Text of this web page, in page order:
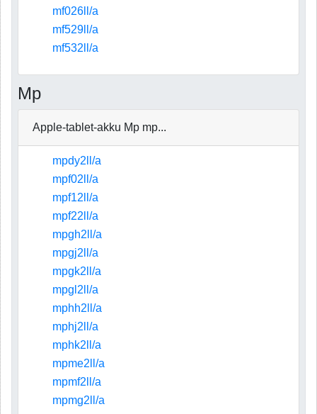
mf026ll/a
mf529ll/a
mf532ll/a
Mp
Apple-tablet-akku Mp mp...
mpdy2ll/a
mpf02ll/a
mpf12ll/a
mpf22ll/a
mpgh2ll/a
mpgj2ll/a
mpgk2ll/a
mpgl2ll/a
mphh2ll/a
mphj2ll/a
mphk2ll/a
mpme2ll/a
mpmf2ll/a
mpmg2ll/a